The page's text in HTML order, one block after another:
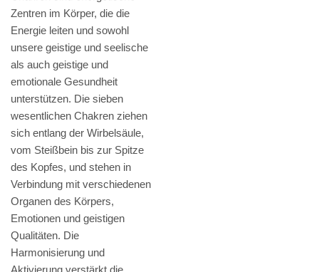
Zentren im Körper, die die
Energie leiten und sowohl
unsere geistige und seelische
als auch geistige und
emotionale Gesundheit
unterstützen. Die sieben
wesentlichen Chakren ziehen
sich entlang der Wirbelsäule,
vom Steißbein bis zur Spitze
des Kopfes, und stehen in
Verbindung mit verschiedenen
Organen des Körpers,
Emotionen und geistigen
Qualitäten. Die
Harmonisierung und